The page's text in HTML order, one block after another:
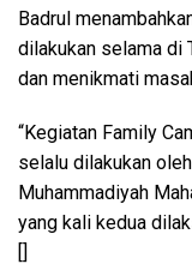
Badrul
dilakukan selama di
dan menikmati
“Kegiatan Family
selalu dilakukan
Muhammadiyah
yang kali kedua